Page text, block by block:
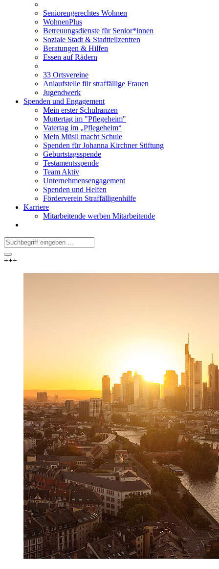
Seniorengerechtes Wohnen
WohnenPlus
Betreuungsdienste für Senior*innen
Soziale Stadt & Stadtteilzentren
Beratungen & Hilfen
Essen auf Rädern
33 Ortsvereine
Anlaufstelle für straffällige Frauen
Jugendwerk
Spenden und Engagement
Mein erster Schulranzen
Muttertag im "Pflegeheim"
Vatertag im „Pflegeheim“
Mein Müsli macht Schule
Spenden für Johanna Kirchner Stiftung
Geburtstagsspende
Testamentsspende
Team Aktiv
Unternehmensengagement
Spenden und Helfen
Förderverein Straffälligenhilfe
Karriere
Mitarbeitende werben Mitarbeitende
+++